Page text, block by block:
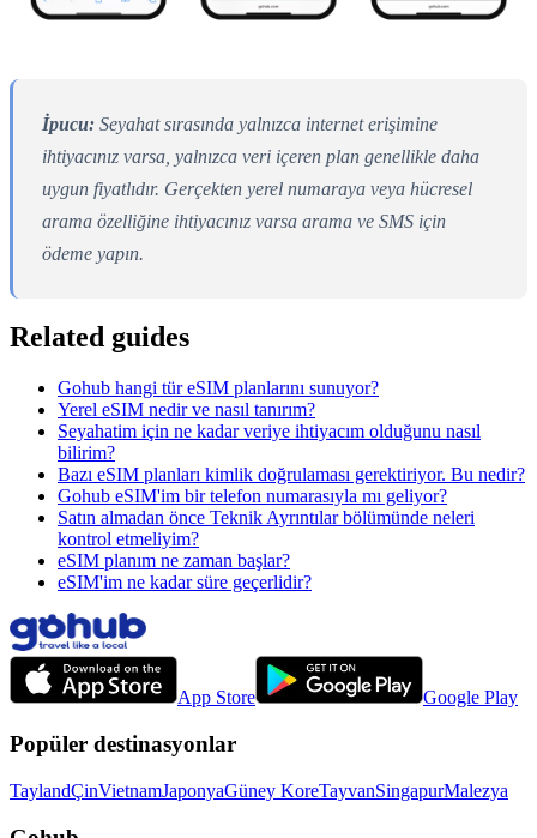
İpucu: Seyahat sırasında yalnızca internet erişimine
ihtiyacınız varsa, yalnızca veri içeren plan genellikle daha
uygun fiyatlıdır. Gerçekten yerel numaraya veya hücresel
arama özelliğine ihtiyacınız varsa arama ve SMS için
ödeme yapın.
Related guides
Gohub hangi tür eSIM planlarını sunuyor?
Yerel eSIM nedir ve nasıl tanırım?
Seyahatim için ne kadar veriye ihtiyacım olduğunu nasıl
bilirim?
Bazı eSIM planları kimlik doğrulaması gerektiriyor. Bu nedir?
Gohub eSIM'im bir telefon numarasıyla mı geliyor?
Satın almadan önce Teknik Ayrıntılar bölümünde neleri
kontrol etmeliyim?
eSIM planım ne zaman başlar?
eSIM'im ne kadar süre geçerlidir?
App Store Google Play
Popüler destinasyonlar
TaylandÇinVietnamJaponyaGüney KoreTayvanSingapurMalezya